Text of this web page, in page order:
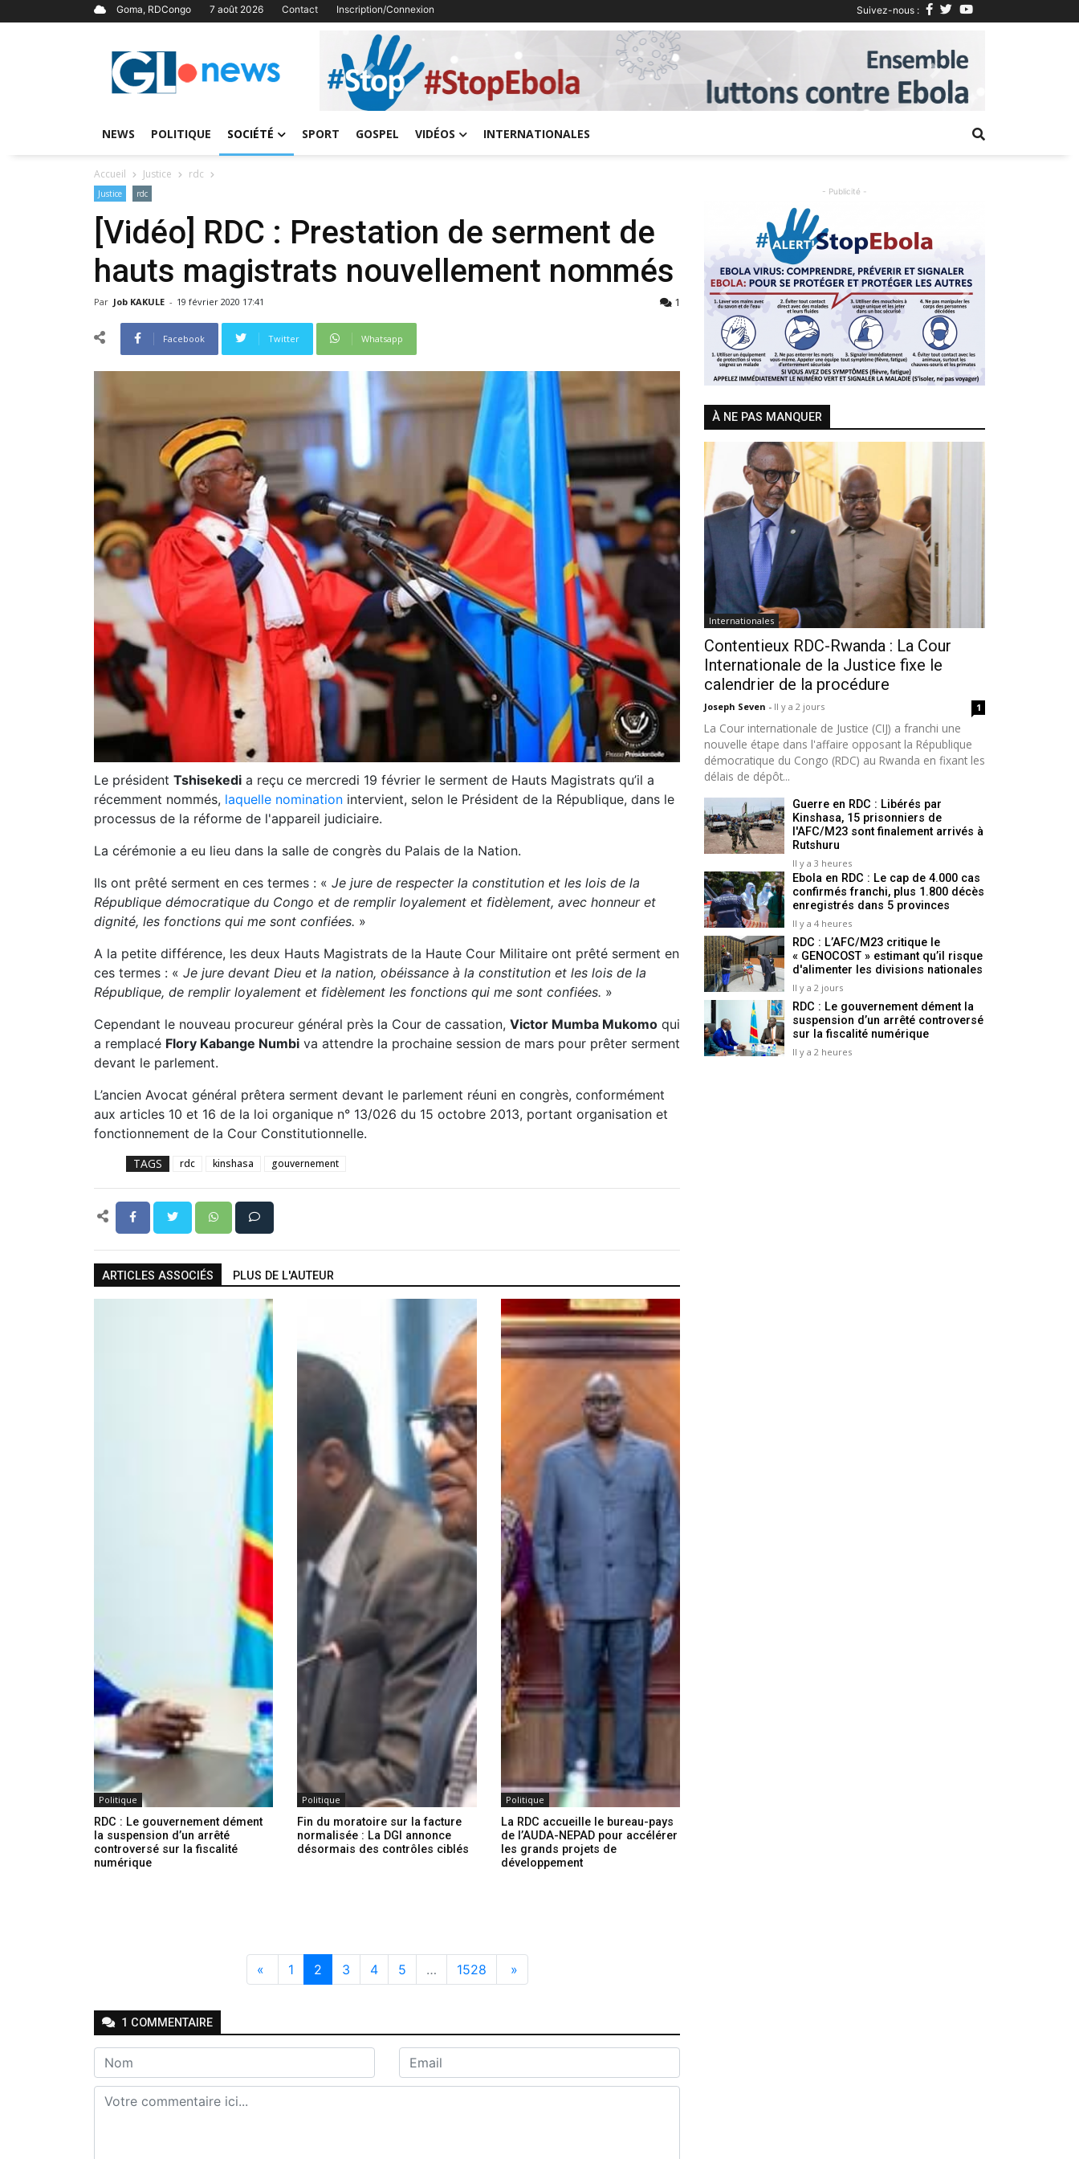
Goma, RDCongo 7 août 2026 Contact Inscription/Connexion Suivez-nous :
Previous Next
NEWS POLITIQUE SOCIÉTÉ SPORT GOSPEL VIDÉOS INTERNATIONALES
Accueil Justice rdc
Justice rdc
[Vidéo] RDC : Prestation de serment de
hauts magistrats nouvellement nommés
Par Job KAKULE - 19 février 2020 17:41 1
Facebook Twitter Whatsapp
Le président Tshisekedi a reçu ce mercredi 19 février le serment de Hauts Magistrats qu’il a
récemment nommés, laquelle nomination intervient, selon le Président de la République, dans le
processus de la réforme de l'appareil judiciaire.
La cérémonie a eu lieu dans la salle de congrès du Palais de la Nation.
Ils ont prêté serment en ces termes : « Je jure de respecter la constitution et les lois de la
République démocratique du Congo et de remplir loyalement et fidèlement, avec honneur et
dignité, les fonctions qui me sont confiées. »
A la petite différence, les deux Hauts Magistrats de la Haute Cour Militaire ont prêté serment en
ces termes : « Je jure devant Dieu et la nation, obéissance à la constitution et les lois de la
République, de remplir loyalement et fidèlement les fonctions qui me sont confiées. »
Cependant le nouveau procureur général près la Cour de cassation, Victor Mumba Mukomo qui
a remplacé Flory Kabange Numbi va attendre la prochaine session de mars pour prêter serment
devant le parlement.
L’ancien Avocat général prêtera serment devant le parlement réuni en congrès, conformément
aux articles 10 et 16 de la loi organique n° 13/026 du 15 octobre 2013, portant organisation et
fonctionnement de la Cour Constitutionnelle.
TAGS rdc kinshasa gouvernement
ARTICLES ASSOCIÉS PLUS DE L'AUTEUR
Politique
RDC : Le gouvernement dément
la suspension d’un arrêté
controversé sur la fiscalité
numérique
Politique
Fin du moratoire sur la facture
normalisée : La DGI annonce
désormais des contrôles ciblés
Politique
La RDC accueille le bureau-pays
de l’AUDA-NEPAD pour accélérer
les grands projets de
développement
« 1 2 3 4 5 … 1528 »
1 COMMENTAIRE
- Publicité -
Previous Next
À NE PAS MANQUER
Internationales
Contentieux RDC-Rwanda : La Cour
Internationale de la Justice fixe le
calendrier de la procédure
Joseph Seven - Il y a 2 jours 1
La Cour internationale de Justice (CIJ) a franchi une
nouvelle étape dans l'affaire opposant la République
démocratique du Congo (RDC) au Rwanda en fixant les
délais de dépôt...
Guerre en RDC : Libérés par
Kinshasa, 15 prisonniers de
l'AFC/M23 sont finalement arrivés à
Rutshuru
Il y a 3 heures
Ebola en RDC : Le cap de 4.000 cas
confirmés franchi, plus 1.800 décès
enregistrés dans 5 provinces
Il y a 4 heures
RDC : L’AFC/M23 critique le
« GENOCOST » estimant qu’il risque
d'alimenter les divisions nationales
Il y a 2 jours
RDC : Le gouvernement dément la
suspension d’un arrêté controversé
sur la fiscalité numérique
Il y a 2 heures